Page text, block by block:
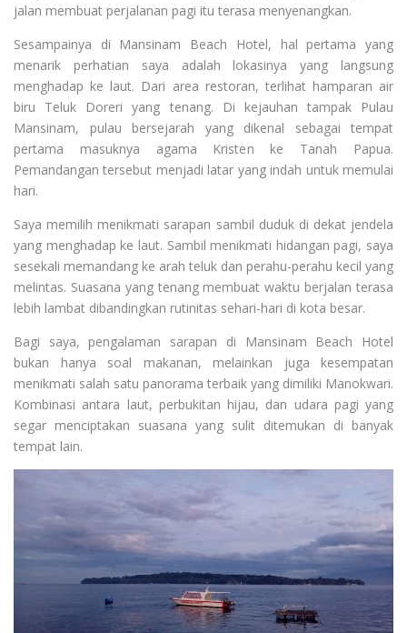
jalan membuat perjalanan pagi itu terasa menyenangkan.
Sesampainya di Mansinam Beach Hotel, hal pertama yang
menarik perhatian saya adalah lokasinya yang langsung
menghadap ke laut. Dari area restoran, terlihat hamparan air
biru Teluk Doreri yang tenang. Di kejauhan tampak Pulau
Mansinam, pulau bersejarah yang dikenal sebagai tempat
pertama masuknya agama Kristen ke Tanah Papua.
Pemandangan tersebut menjadi latar yang indah untuk memulai
hari.
Saya memilih menikmati sarapan sambil duduk di dekat jendela
yang menghadap ke laut. Sambil menikmati hidangan pagi, saya
sesekali memandang ke arah teluk dan perahu-perahu kecil yang
melintas. Suasana yang tenang membuat waktu berjalan terasa
lebih lambat dibandingkan rutinitas sehari-hari di kota besar.
Bagi saya, pengalaman sarapan di Mansinam Beach Hotel
bukan hanya soal makanan, melainkan juga kesempatan
menikmati salah satu panorama terbaik yang dimiliki Manokwari.
Kombinasi antara laut, perbukitan hijau, dan udara pagi yang
segar menciptakan suasana yang sulit ditemukan di banyak
tempat lain.